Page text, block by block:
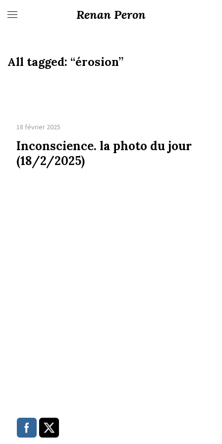
Renan Peron
All tagged: “érosion”
18 février 2025
Inconscience. la photo du jour
(18/2/2025)